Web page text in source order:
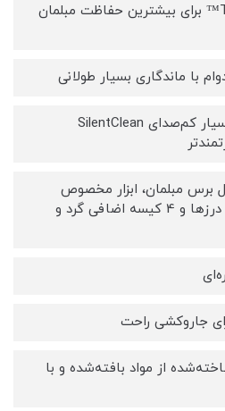
- Transparent AirBumper™ برای بیشترین حفاظت مبلمان
سری غلتکی قابل تنظیم بسیار کم‌صدای SilentClean
برس مبلمان، ابزار مخصوص
اثاثیه، ابزار بلند مخصوص درزها و 4 کیسه اضافی گرد و
از مواد بافته‌شده و با